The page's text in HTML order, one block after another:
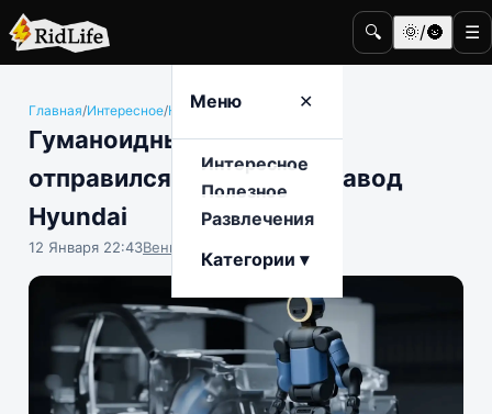
🔍 🌞/🌚 ☰
Меню ✕
Интересное
Полезное
Развлечения
Категории ▾
Главная/Интересное/Наука и техника
Гуманоидный робот Atlas
отправился работать на завод
Hyundai
12 Января 22:43Вениамин Ветролесов